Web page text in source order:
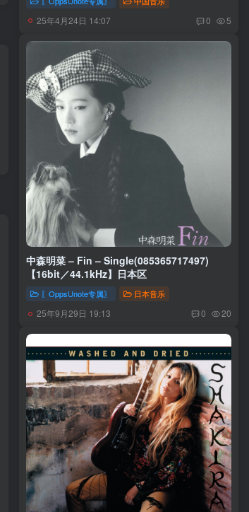
25年4月24日 14:07 0 5
中森明菜 – Fin – Single(085365717497)
【16bit／44.1kHz】日本区
〖OppsUnote专属〗 日本音乐
25年9月29日 19:13 0 20